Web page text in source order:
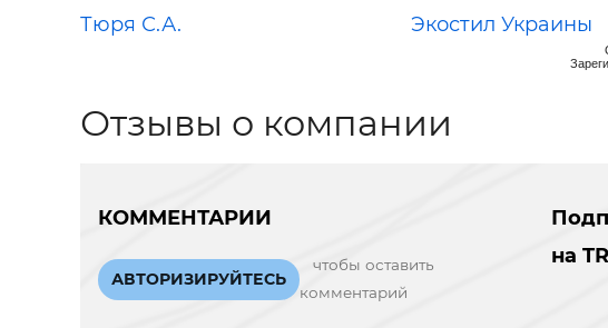
Тюря С.А.
Экостил Украины
Отзывы о компании
КОММЕНТАРИИ
АВТОРИЗИРУЙТЕСЬ
чтобы оставить
комментарий
на